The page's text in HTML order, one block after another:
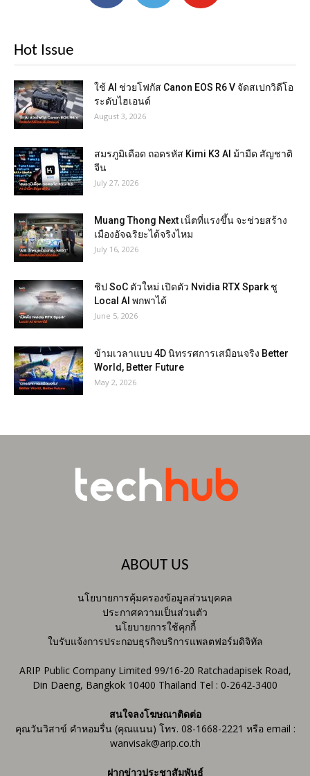
Hot Issue
ใช้ AI ช่วยโฟกัส Canon EOS R6 V จัดสเปกวิดีโอ
ระดับไฮเอนด์
August 3, 2026
สมรภูมิเดือด ถอดรหัส Kimi K3 AI ม้ามืด สัญชาติ
จีน
July 27, 2026
Muang Thong Next เน็ตที่แรงขึ้น จะช่วยสร้าง
เมืองอัจฉริยะได้จริงไหม
July 16, 2026
ชิป SoC ตัวใหม่ เปิดตัว Nvidia RTX Spark ชู
Local AI พกพาได้
June 5, 2026
ข้ามเวลาแบบ 4D นิทรรศการเสมือนจริง Better
World, Better Future
May 2, 2026
ABOUT US
นโยบายการคุ้มครองข้อมูลส่วนบุคคล
ประกาศความเป็นส่วนตัว
นโยบายการใช้คุกกี้
ใบรับแจ้งการประกอบธุรกิจบริการแพลตฟอร์มดิจิทัล
ARIP Public Company Limited 99/16-20 Ratchadapisek Road,
Din Daeng, Bangkok 10400 Thailand Tel : 0-2642-3400
สนใจลงโฆษณาติดต่อ
คุณวันวิสาข์ คำหอมรื่น (คุณแนน) โทร. 08-1668-2221 หรือ email :
wanvisak@arip.co.th
ฝากข่าวประชาสัมพันธ์